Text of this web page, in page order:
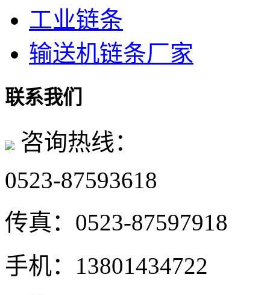
工业链条
输送机链条厂家
联系我们
咨询热线：
0523-87593618
传真： 0523-87597918
手机： 13801434722